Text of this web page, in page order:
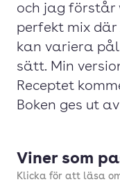
och jag förstår
perfekt mix
kan variera
sätt. Min
Receptet
Boken ges ut
Viner som
Klicka för att läsa